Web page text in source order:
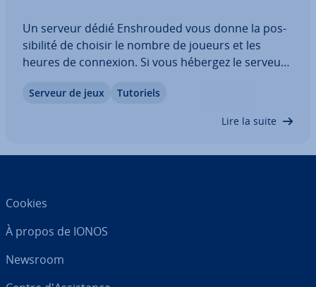
Un serveur dédié Ensh­rou­ded vous donne la pos­
si­bi­lité de choisir le nombre de joueurs et les
heures de connexion. Si vous hébergez le serveur
n’avez même pas besoin d’utiliser votre propre
matériel. Mais con­crè­te­ment, quelle est la…
Serveur de jeux Tutoriels
Lire la suite
Cookies
À propos de IONOS
Newsroom